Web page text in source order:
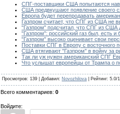
СПГ-поставщики США попытаются
США предвкушают появление своего
Европа будет перепродавать
Газпром считает, что СПГ из США не
"Газпром" подсчитал, что СПГ из США
"Газпром": российский газ был, есть и
"Газпром" высоко оценивает свои
Поставки СПГ в Европу с восточного
США втягивают "Газпром" в войну за
Так ли уж нужен американский СПГ
Что услышат европейцы от Трампа о
Просмотров: 139 | Добавил: Novozhilova | Рейтинг: 5.0/
Всего комментариев: 0
Войдите: